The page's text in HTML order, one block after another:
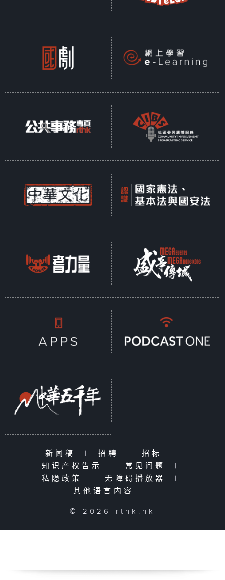
新闻稿 | 招聘 | 招标
|
知识产权告示
| 常见问题
|
私隐政策
| 无障碍播放器
|
其他语言内容
|
© 2026 rthk.hk